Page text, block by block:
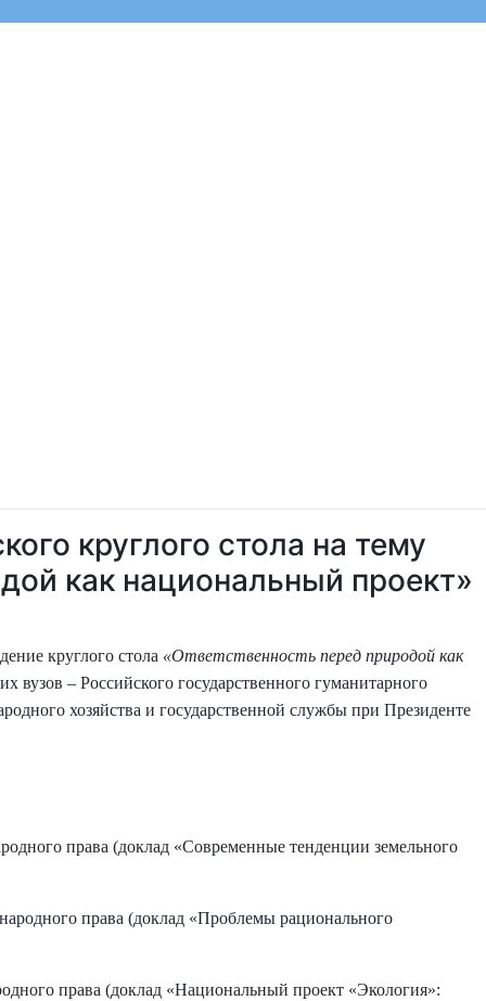
круглого стола на тему
как национальный проект»
круглого стола «Ответственность перед природой как
вузов – Российского государственного гуманитарного
хозяйства и государственной службы при Президенте
права (доклад «Современные тенденции земельного
права (доклад «Проблемы рационального
права (доклад «Национальный проект «Экология»: